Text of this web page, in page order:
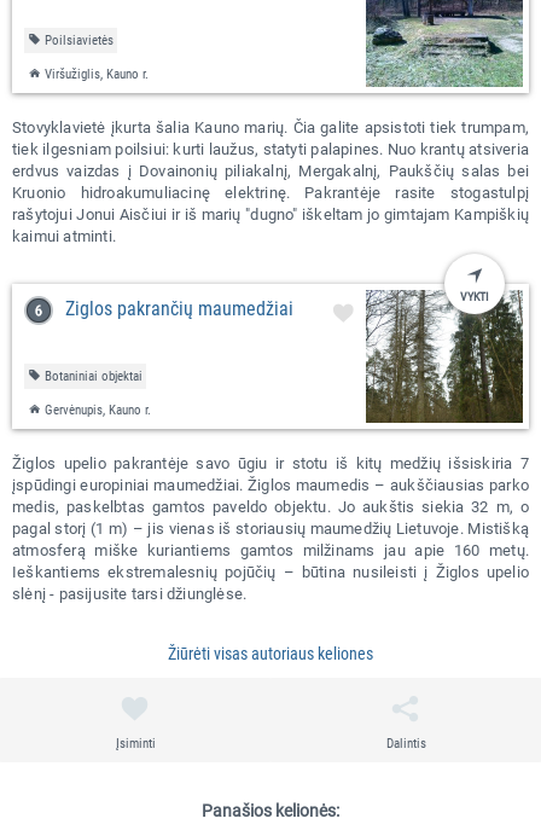
Poilsiavietės
Viršužiglis, Kauno r.
Stovyklavietė įkurta šalia Kauno marių. Čia galite apsistoti tiek trumpam,
tiek ilgesniam poilsiui: kurti laužus, statyti palapines. Nuo krantų atsiveria
erdvus vaizdas į Dovainonių piliakalnį, Mergakalnį, Paukščių salas bei
Kruonio hidroakumuliacinę elektrinę. Pakrantėje rasite stogastulpį
rašytojui Jonui Aisčiui ir iš marių "dugno" iškeltam jo gimtajam Kampiškių
kaimui atminti.
Žiglos pakrančių maumedžiai
Botaniniai objektai
Gervėnupis, Kauno r.
VYKTI
Žiglos upelio pakrantėje savo ūgiu ir stotu iš kitų medžių išsiskiria 7
įspūdingi europiniai maumedžiai. Žiglos maumedis – aukščiausias parko
medis, paskelbtas gamtos paveldo objektu. Jo aukštis siekia 32 m, o
pagal storį (1 m) – jis vienas iš storiausių maumedžių Lietuvoje. Mistišką
atmosferą miške kuriantiems gamtos milžinams jau apie 160 metų.
Ieškantiems ekstremalesnių pojūčių – būtina nusileisti į Žiglos upelio
slėnį - pasijusite tarsi džiunglėse.
Žiūrėti visas autoriaus keliones
Įsiminti Dalintis
Panašios kelionės: